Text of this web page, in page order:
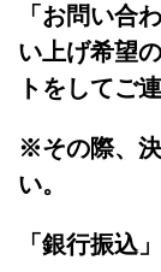
「お問い合
い上げ希望
トをしてご
※その際、
い。
「銀行振込